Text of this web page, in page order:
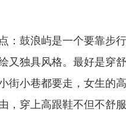
：鼓浪屿是一个要靠步
又独具风格。最好是穿
街小巷都要走，女生的
，穿上高跟鞋不但不舒